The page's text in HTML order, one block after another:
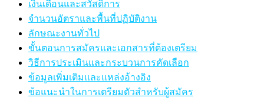
เงินเดือนและสวัสดิการ
จำนวนอัตราและพื้นที่ปฏิบัติงาน
ลักษณะงานทั่วไป
ขั้นตอนการสมัครและเอกสารที่ต้องเตรียม
วิธีการประเมินและกระบวนการคัดเลือก
ข้อมูลเพิ่มเติมและแหล่งอ้างอิง
ข้อแนะนำในการเตรียมตัวสำหรับผู้สมัคร